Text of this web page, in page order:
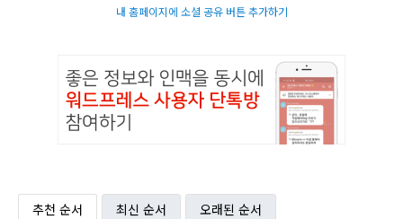
내 홈페이지에 소셜 공유 버튼 추가하기
추천 순서 최신 순서 오래된 순서